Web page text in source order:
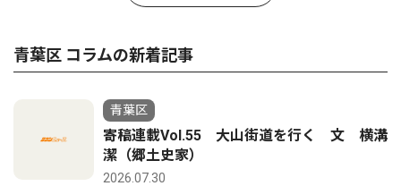
青葉区 コラムの新着記事
青葉区
寄稿連載Vol.55 大山街道を行く 文 横溝
潔（郷土史家）
2026.07.30